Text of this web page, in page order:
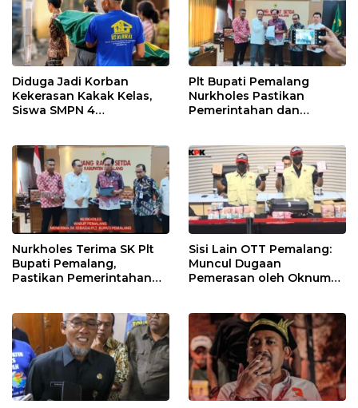
Diduga Jadi Korban
Kekerasan Kakak Kelas,
Siswa SMPN 4
Plt Bupati Pemalang
Nurkholes Pastikan
Pemerintahan dan
Nurkholes Terima SK Plt
Bupati Pemalang,
Pastikan Pemerintahan
Sisi Lain OTT Pemalang:
Muncul Dugaan
Pemerasan oleh Oknum